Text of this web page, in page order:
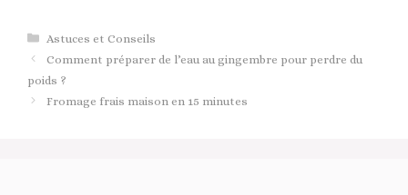
Catégories
Astuces et Conseils
Comment préparer de l’eau au gingembre pour perdre du
poids ?
Fromage frais maison en 15 minutes